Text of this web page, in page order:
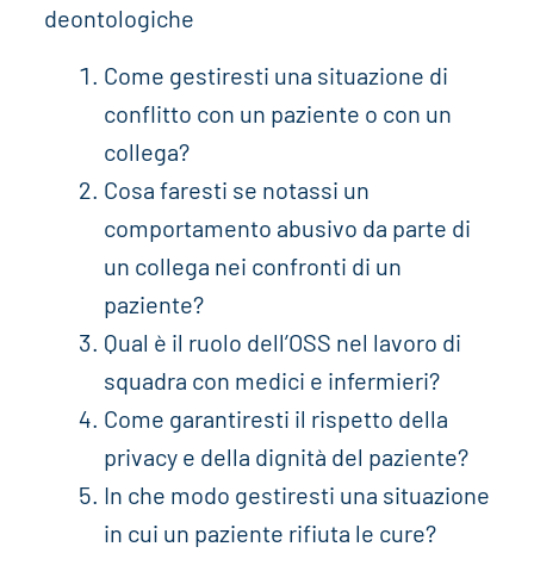
deontologiche
Come gestiresti una situazione di
conflitto con un paziente o con un
collega?
Cosa faresti se notassi un
comportamento abusivo da parte di
un collega nei confronti di un
paziente?
Qual è il ruolo dell’OSS nel lavoro di
squadra con medici e infermieri?
Come garantiresti il rispetto della
privacy e della dignità del paziente?
In che modo gestiresti una situazione
in cui un paziente rifiuta le cure?